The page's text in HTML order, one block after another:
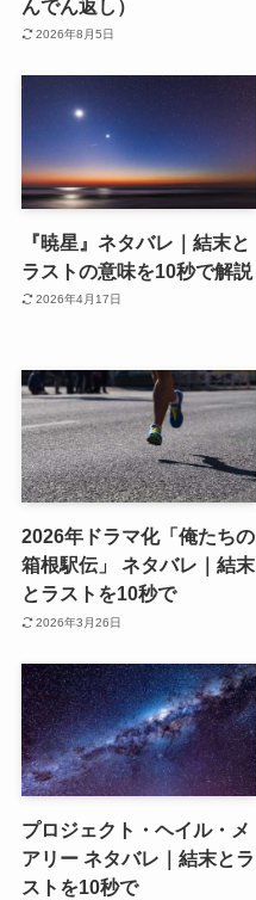
んでん返し）
2026年8月5日
『暁星』ネタバレ｜結末と
ラストの意味を10秒で解説
2026年4月17日
2026年ドラマ化「俺たちの
箱根駅伝」 ネタバレ｜結末
とラストを10秒で
2026年3月26日
プロジェクト・ヘイル・メ
アリー ネタバレ｜結末とラ
ストを10秒で